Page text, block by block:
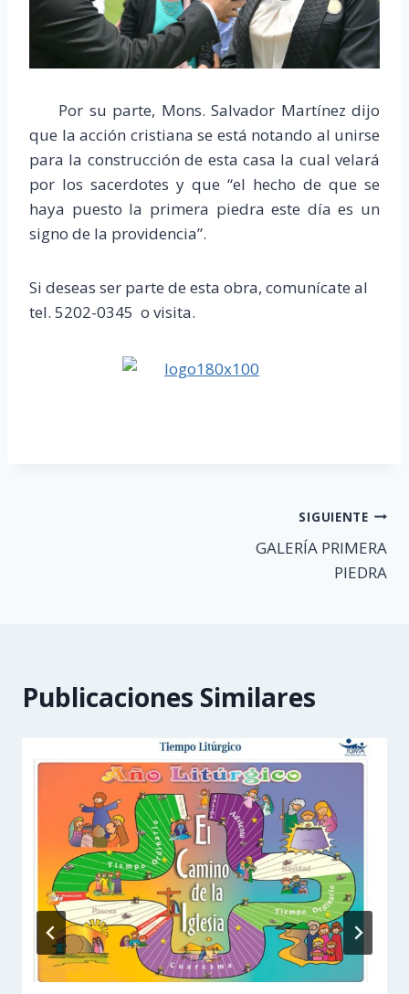
Por su parte, Mons. Salvador Martínez dijo
que la acción cristiana se está notando al unirse
para la construcción de esta casa la cual velará
por los sacerdotes y que “el hecho de que se
haya puesto la primera piedra este día es un
signo de la providencia”.
Si deseas ser parte de esta obra, comunícate al
tel. 5202-0345 o visita.
SIGUIENTE
GALERÍA PRIMERA
PIEDRA
Publicaciones Similares